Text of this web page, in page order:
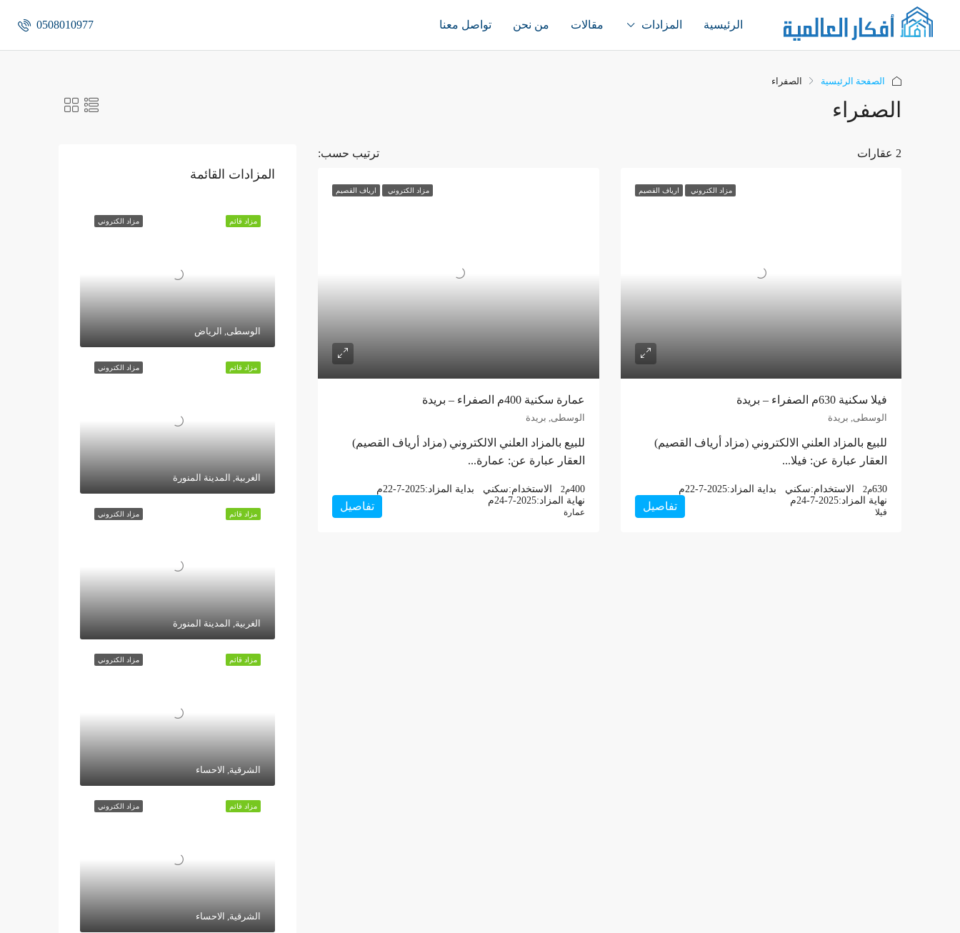
الرئيسية المزادات مقالات من نحن تواصل معنا 0508010977
الصفحة الرئيسية الصفراء
الصفراء
2 عقارات ترتيب حسب:
مزاد الكتروني ارياف القصيم
فيلا سكنية 630م الصفراء – بريدة
الوسطى, بريدة
للبيع بالمزاد العلني الالكتروني (مزاد أرياف القصيم)
العقار عبارة عن: فيلا...
630م2 الاستخدام:سكني بداية المزاد:22-7-2025م
نهاية المزاد:24-7-2025م
فيلا تفاصيل
مزاد الكتروني ارياف القصيم
عمارة سكنية 400م الصفراء – بريدة
الوسطى, بريدة
للبيع بالمزاد العلني الالكتروني (مزاد أرياف القصيم)
العقار عبارة عن: عمارة...
400م2 الاستخدام:سكني بداية المزاد:22-7-2025م
نهاية المزاد:24-7-2025م
عمارة تفاصيل
المزادات القائمة
مزاد الكتروني مزاد قائم
الوسطى, الرياض
مزاد الكتروني مزاد قائم
الغربية, المدينة المنورة
مزاد الكتروني مزاد قائم
الغربية, المدينة المنورة
مزاد الكتروني مزاد قائم
الشرقية, الاحساء
مزاد الكتروني مزاد قائم
الشرقية, الاحساء